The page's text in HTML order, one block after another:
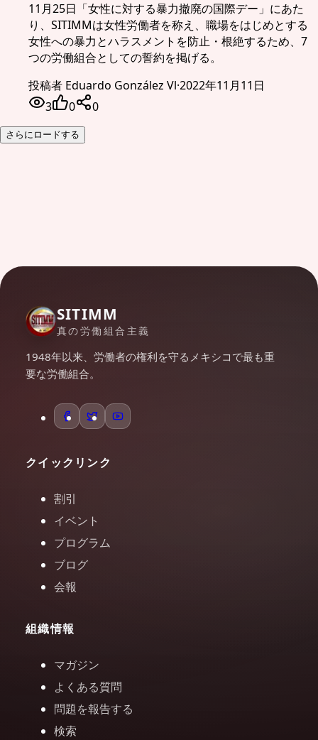
11月25日「女性に対する暴力撤廃の国際デー」にあた
り、SITIMMは女性労働者を称え、職場をはじめとする
女性への暴力とハラスメントを防止・根絶するため、7
つの労働組合としての誓約を掲げる。
投稿者 Eduardo González Vl·2022年11月11日
3
0 0
さらにロードする
SITIMM
真の労働組合主義
1948年以来、労働者の権利を守るメキシコで最も重
要な労働組合。
クイックリンク
割引
イベント
プログラム
ブログ
会報
組織情報
マガジン
よくある質問
問題を報告する
検索